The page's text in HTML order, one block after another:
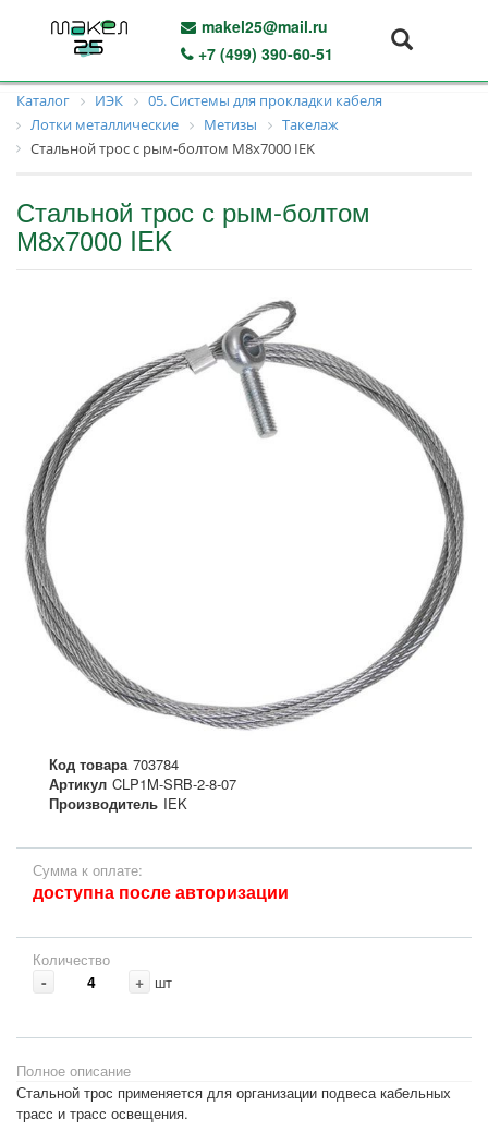
makel25@mail.ru
+7 (499) 390-60-51
Каталог ИЭК
05. Системы для прокладки кабеля
Лотки металлические
Метизы
Такелаж
Стальной трос с рым-болтом М8х7000 IEK
Стальной трос с рым-болтом
М8х7000 IEK
Код товара 703784
Артикул CLP1M-SRB-2-8-07
Производитель IEK
Сумма к оплате:
доступна после авторизации
Количество
- + шт
Полное описание
Стальной трос применяется для организации подвеса кабельных
трасс и трасс освещения.